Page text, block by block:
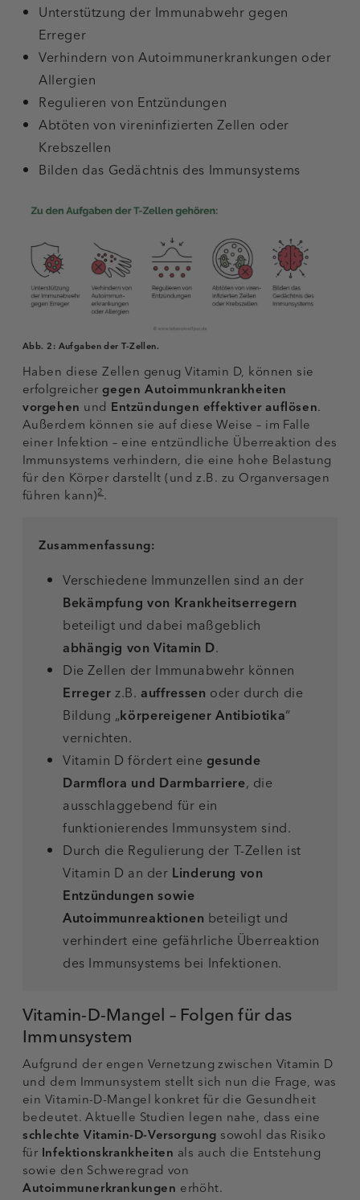
Unterstützung der Immunabwehr gegen
Erreger
Verhindern von Autoimmunerkrankungen oder
Allergien
Regulieren von Entzündungen
Abtöten von vireninfizierten Zellen oder
Krebszellen
Bilden das Gedächtnis des Immunsystems
Abb. 2: Aufgaben der T-Zellen.
Haben diese Zellen genug Vitamin D, können sie
erfolgreichergegen Autoimmunkrankheiten
vorgehen und Entzündungen effektiver auflösen.
Außerdem können sie auf diese Weise – im Falle
einer Infektion – eine entzündliche Überreaktion des
Immunsystems verhindern, die eine hohe Belastung
für den Körper darstellt (und z.B. zu Organversagen
führen kann)2.
Zusammenfassung:
Verschiedene Immunzellen sind an der
Bekämpfung von Krankheitserregern
beteiligt und dabei maßgeblich
abhängig von Vitamin D.
Die Zellen der Immunabwehr können
Erregerz.B.auffressen oder durch die
Bildung „körpereigener Antibiotika“
vernichten.
Vitamin D fördert eine gesunde
Darmflora und Darmbarriere, die
ausschlaggebend für ein
funktionierendes Immunsystem sind.
Durch die Regulierung der T-Zellen ist
Vitamin D an der Linderung von
Entzündungen sowie
Autoimmunreaktionen beteiligt und
verhindert eine gefährliche Überreaktion
des Immunsystems bei Infektionen.
Vitamin-D-Mangel – Folgen für das
Immunsystem
Aufgrund der engen Vernetzung zwischen Vitamin D
und dem Immunsystem stellt sich nun die Frage, was
ein Vitamin-D-Mangel konkret für die Gesundheit
bedeutet. Aktuelle Studien legen nahe, dass eine
schlechte Vitamin-D-Versorgung sowohl das Risiko
für Infektionskrankheiten als auch die Entstehung
sowie den Schweregrad von
Autoimmunerkrankungen erhöht.